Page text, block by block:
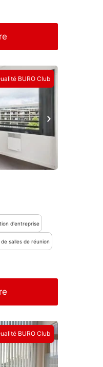
BURO Club
d'entreprise
salles de réunion
BURO Club